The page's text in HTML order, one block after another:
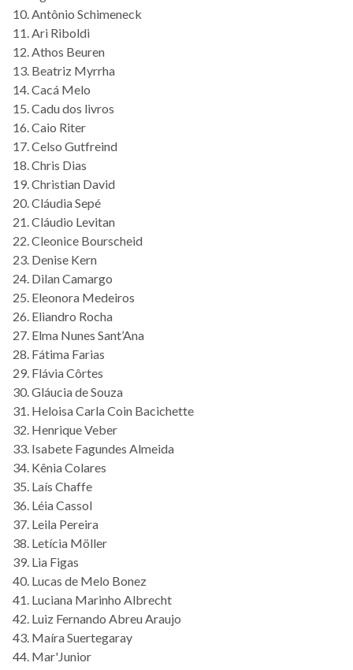
10. Antônio Schimeneck
11. Ari Riboldi
12. Athos Beuren
13. Beatriz Myrrha
14. Cacá Melo
15. Cadu dos livros
16. Caio Riter
17. Celso Gutfreind
18. Chris Dias
19. Christian David
20. Cláudia Sepé
21. Cláudio Levitan
22. Cleonice Bourscheid
23. Denise Kern
24. Dilan Camargo
25. Eleonora Medeiros
26. Eliandro Rocha
27. Elma Nunes Sant’Ana
28. Fátima Farias
29. Flávia Côrtes
30. Gláucia de Souza
31. Heloisa Carla Coin Bacichette
32. Henrique Veber
33. Isabete Fagundes Almeida
34. Kênia Colares
35. Laís Chaffe
36. Léia Cassol
37. Leila Pereira
38. Letícia Möller
39. Lia Figas
40. Lucas de Melo Bonez
41. Luciana Marinho Albrecht
42. Luiz Fernando Abreu Araujo
43. Maíra Suertegaray
44. Mar'Junior